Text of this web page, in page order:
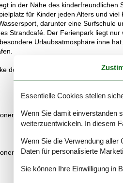
in der Nähe des
für Kinder jeden Alters und
darunter eine Surfschule
Strandcafé. Der Ferienpark liegt
Urlaubsatmosphäre inne
der Sonneninsel Bornholms sind
Essentielle Cookies stellen
Wenn Sie damit einverstanden
weiterzuentwickeln. In diesem
Wenn Sie die Verwendung
Daten für personalisierte
Sie können Ihre Einwilligung in